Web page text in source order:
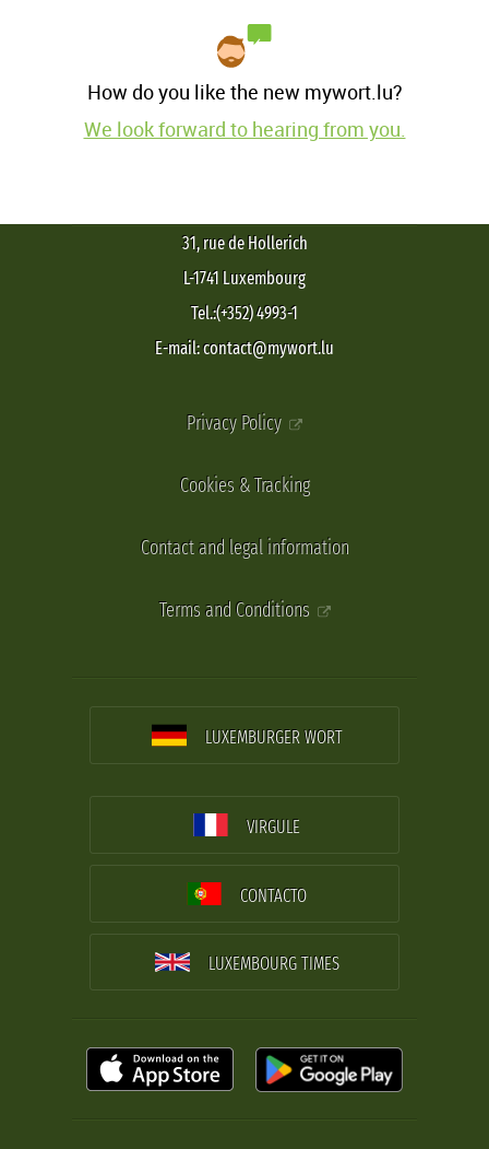
How do you like the new mywort.lu?
We look forward to hearing from you.
31, rue de Hollerich
L-1741 Luxembourg
Tel.:(+352) 4993-1
E-mail: contact@mywort.lu
Privacy Policy
Cookies & Tracking
Contact and legal information
Terms and Conditions
LUXEMBURGER WORT
VIRGULE
CONTACTO
LUXEMBOURG TIMES